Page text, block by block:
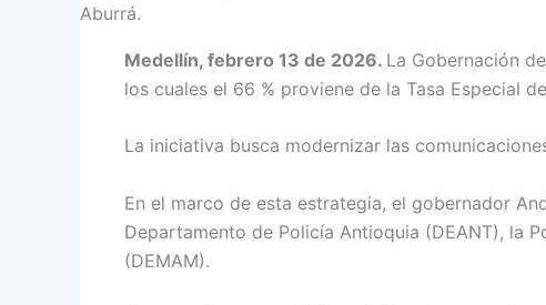
Aburrá.
Medellín, febrero 13 de 2026. La Gobernación
los cuales el 66 % proviene de la Tasa Especial
La iniciativa busca modernizar las
En el marco de esta estrategia, el gobernador
Departamento de Policía Antioquia (DEANT), la
(DEMAM).